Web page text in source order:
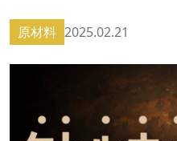
原材料 2025.02.21